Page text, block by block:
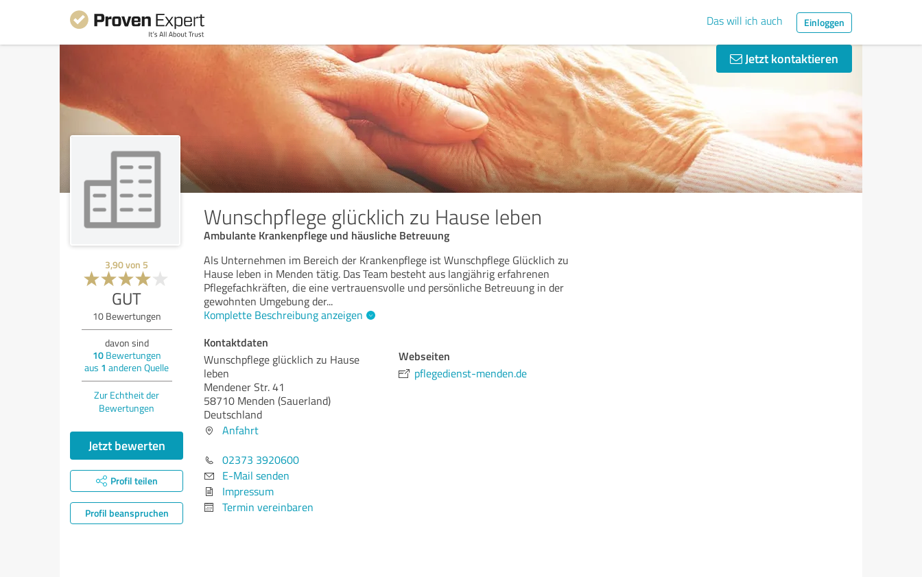
Das will ich auch Einloggen
Jetzt kontaktieren
Wunschpflege glücklich zu Hause leben
Ambulante Krankenpflege und häusliche Betreuung
3,90von 5
GUT
10Bewertungen
davon sind
10Bewertungen
aus 1 anderen Quelle
Zur Echtheit der
Bewertungen
Jetzt bewerten
Profil teilen
Profil beanspruchen
Als Unternehmen im Bereich der Krankenpflege ist Wunschpflege Glücklich zu
Hause leben in Menden tätig. Das Team besteht aus langjährig erfahrenen
Pflegefachkräften, die eine vertrauensvolle und persönliche Betreuung in der
gewohnten Umgebung der...
Komplette Beschreibung anzeigen
Kontaktdaten
Wunschpflege glücklich zu Hause
leben
Mendener Str. 41
58710 Menden (Sauerland)
Deutschland
Anfahrt
02373 3920600
E-Mail senden
Impressum
Termin vereinbaren
Webseiten
pflegedienst-menden.de